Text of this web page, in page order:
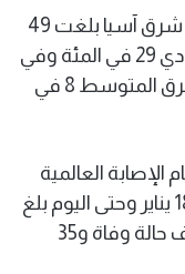
وقال ان نسبة الزيادة في إقليم جنوب شرق آسيا بلغت 49
في المئة وفي إقليم غرب المحيط الهادي 29 في المئة وفي
إقليم أوروبا 12 في المئة وفي إقليم شرق المتوسط 8 في
الإصابة العالمية
مبينا انه خلال فترة 70 يوما فقط من 18 يناير وحتى اليوم بلغ
عدد الاصابات 32 مليون اصابة و756 الف حالة وفاة و35